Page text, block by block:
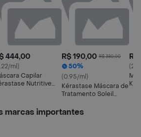
444,00
ml)
Capilar
Nutritive
R$ 190,00 R$ 380,00
50%
(0.95/ml)
Kérastase Máscara de
Tratamento Soleil
Eau de Coco
marcas importantes